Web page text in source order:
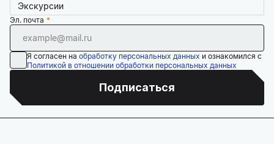
Экскурсии
Эл. почта
Я согласен на обработку персональных данных и ознакомился с
Политикой в отношении обработки персональных данных
Подписаться